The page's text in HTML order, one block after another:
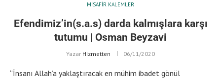
MISAFIR KALEMLER
Efendimiz’in(s.a.s) darda kalmışlara karşı
tutumu | Osman Beyzavi
Yazar Hizmetten 06/11/2020
“İnsanı Allah’a yaklaştıracak en mühim ibadet gönül